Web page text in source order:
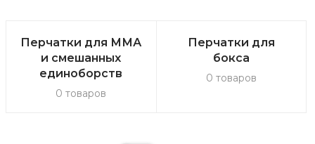
Перчатки для ММА
и смешанных
единоборств
0 товаров
Перчатки для
бокса
0 товаров